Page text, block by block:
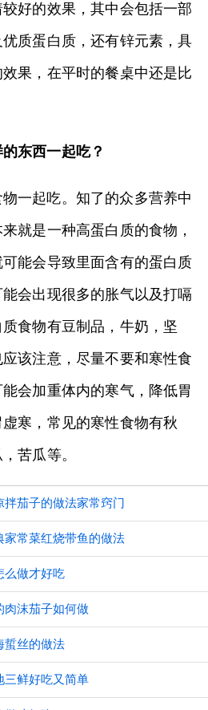
好的效果，其中会包括一部
质蛋白质，还有锌元素，具
果，在平时的餐桌中还是比
东西一起吃？
一起吃。知了的众多营养中
就是一种高蛋白质的食物，
能会导致里面含有的蛋白质
会出现很多的胀气以及打嗝
食物有豆制品，牛奶，坚
该注意，尽量不要和寒性食
会加重体内的寒气，降低胃
寒，常见的寒性食物有秋
苦瓜等。
茄子的做法家常窍门
常菜红烧带鱼的做法
么做才好吃
肉沫茄子如何做
蜇丝的做法
三鲜好吃又简单